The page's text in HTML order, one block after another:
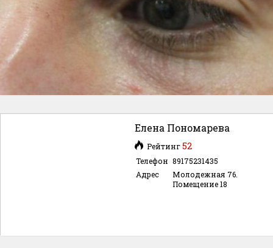
Елена Пономарева
Рейтинг52
Телефон 89175231435
Адрес
Молодежная 76.
Помещение 18